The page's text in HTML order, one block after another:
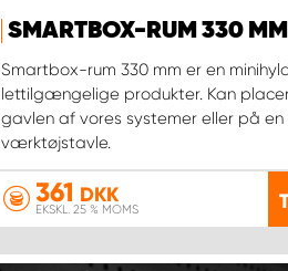
SMARTBOX-RUM 330 MM
Smartbox-rum 330 mm er en
lettilgængelige produkter. Kan
gavlen af vores systemer eller på en
værktøjstavle.
361 DKK
EKSKL. 25 % MOMS